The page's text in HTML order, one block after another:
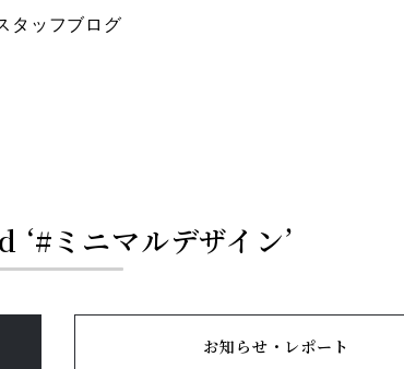
タッフブログ
ミニマルデザイン’
お知らせ・レポート